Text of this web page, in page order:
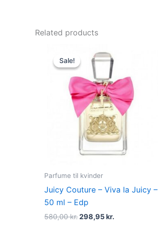
Related products
Sale!
Sale!
Parfume til kvinder
Juicy Couture – Viva la Juicy –
50 ml – Edp
580,00kr.
price
was:
580,00 kr..
298,95kr.